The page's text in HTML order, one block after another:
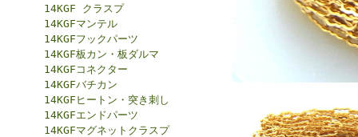
14KGF クラスプ
14KGFマンテル
14KGFフックパーツ
14KGF板カン・板ダルマ
14KGFコネクター
14KGFバチカン
14KGFヒートン・突き刺し
14KGFエンドパーツ
14KGFマグネットクラスプ